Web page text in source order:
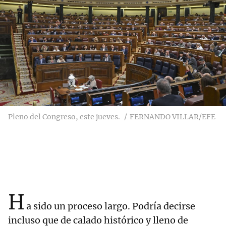
Pleno del Congreso, este jueves. FERNANDO VILLAR/EFE
H a sido un proceso largo. Podría decirse
incluso que de calado histórico y lleno de